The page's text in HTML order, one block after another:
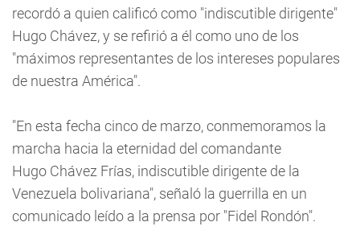
recordó a quien calificó como "indiscutible dirigente"
Hugo Chávez, y se refirió a él como uno de los
"máximos representantes de los intereses populares
de nuestra América".
"En esta fecha cinco de marzo, conmemoramos la
marcha hacia la eternidad del comandante
Hugo Chávez Frías, indiscutible dirigente de la
Venezuela bolivariana", señaló la guerrilla en un
comunicado leído a la prensa por "Fidel Rondón".